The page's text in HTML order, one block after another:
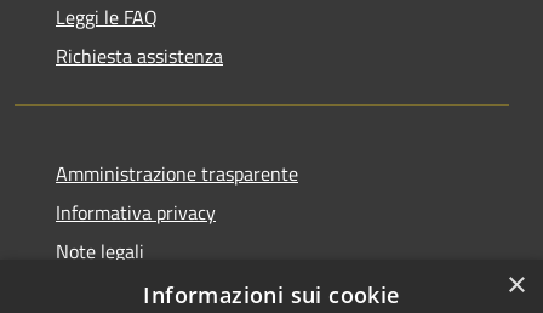
Leggi le FAQ
Richiesta assistenza
Amministrazione trasparente
Informativa privacy
Note legali
Dichiarazione di accessibilità
×
Informazioni sui cookie